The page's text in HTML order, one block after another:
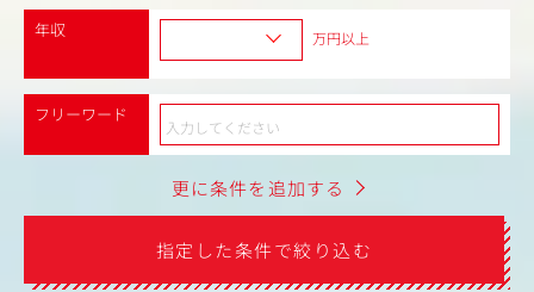
年収 万円以上
フリーワード
更に条件を追加する
指定した条件で絞り込む